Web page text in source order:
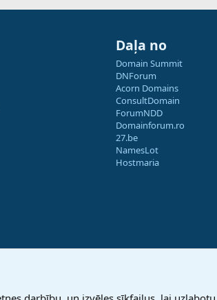
Daļa no
Domain Summit
DNForum
Acorn Domains
ConsultDomain
ForumNDD
Domainforum.ro
27.be
NamesLot
Hostmaria